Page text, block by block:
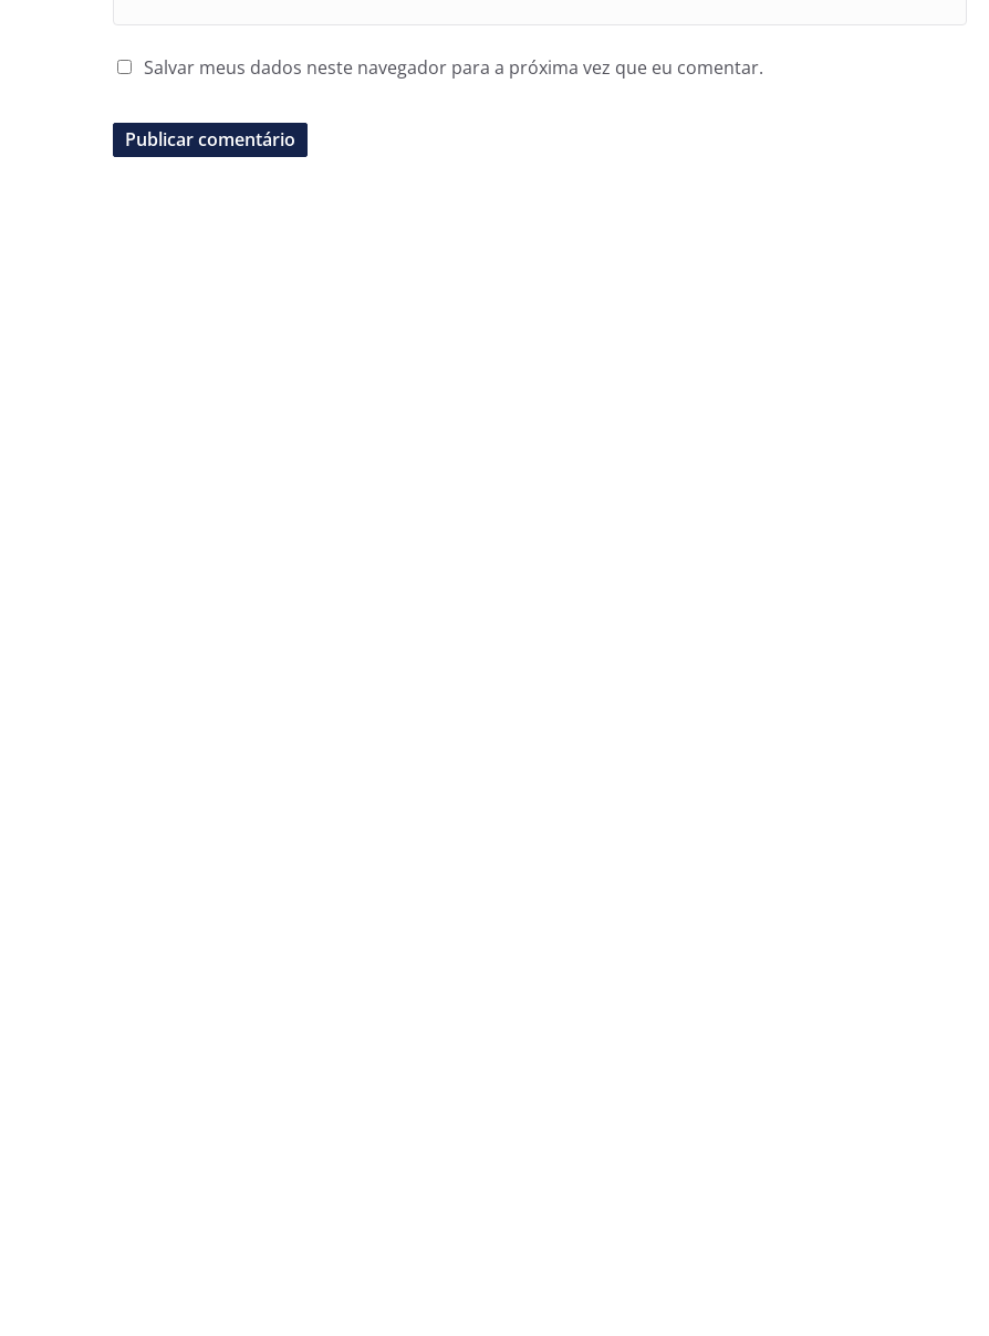
Salvar meus dados neste navegador para a próxima vez que eu comentar.